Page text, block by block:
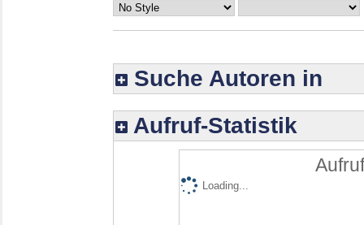
Suche Autoren in
Aufruf-Statistik
Loading...